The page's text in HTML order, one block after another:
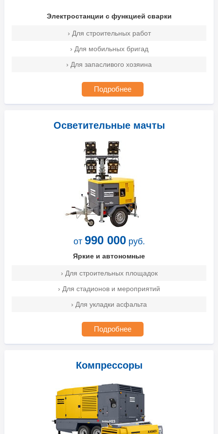
Электростанции с функцией сварки
› Для строительных работ
› Для мобильных бригад
› Для запасливого хозяина
Подробнее
Осветительные мачты
от 990 000 руб.
Яркие и автономные
› Для строительных площадок
› Для стадионов и мероприятий
› Для укладки асфальта
Подробнее
Компрессоры